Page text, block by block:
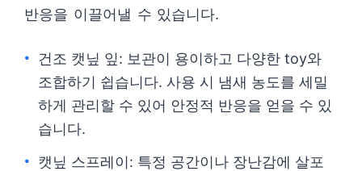
반응을 이끌어낼 수 있습니다.
건조 캣닢 잎: 보관이 용이하고 다양한 toy와
조합하기 쉽습니다. 사용 시 냄새 농도를 세밀
하게 관리할 수 있어 안정적 반응을 얻을 수 있
습니다.
캣닢 스프레이: 특정 공간이나 장난감에 살포